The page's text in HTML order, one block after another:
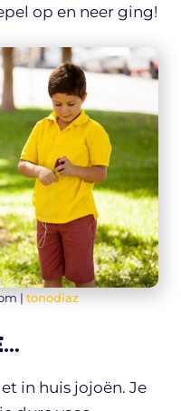
op en neer ging!
| tonodiaz
in huis jojoën. Je